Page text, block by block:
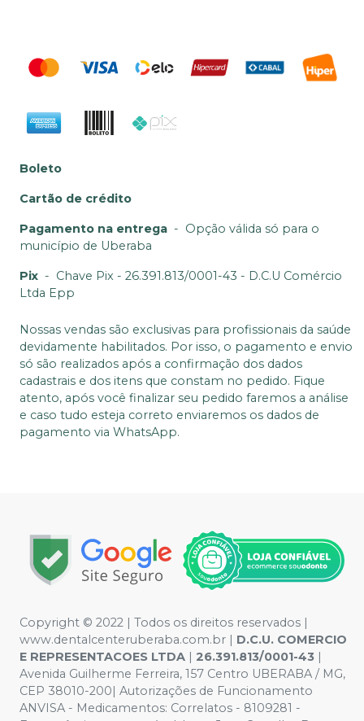
Boleto
Cartão de crédito
Pagamento na entrega - Opção válida só para o
município de Uberaba
Pix - Chave Pix - 26.391.813/0001-43 - D.C.U Comércio
Ltda Epp
Nossas vendas são exclusivas para profissionais da saúde
devidamente habilitados. Por isso, o pagamento e envio
só são realizados após a confirmação dos dados
cadastrais e dos itens que constam no pedido. Fique
atento, após você finalizar seu pedido faremos a análise
e caso tudo esteja correto enviaremos os dados de
pagamento via WhatsApp.
Copyright © 2022 | Todos os direitos reservados |
www.dentalcenteruberaba.com.br | D.C.U. COMERCIO
E REPRESENTACOES LTDA | 26.391.813/0001-43 |
Avenida Guilherme Ferreira, 157 Centro UBERABA / MG,
CEP 38010-200| Autorizações de Funcionamento
ANVISA - Medicamentos: Correlatos - 8109281 -